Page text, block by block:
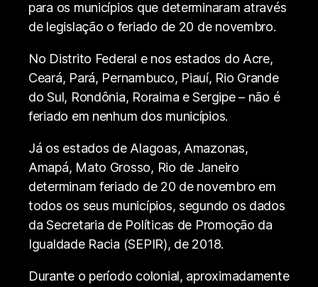
para os municípios que determinaram através
de legislação o feriado de 20 de novembro.
No Distrito Federal e nos estados do Acre,
Ceará, Pará, Pernambuco, Piauí, Rio Grande
do Sul, Rondônia, Roraima e Sergipe – não é
feriado em nenhum dos municípios.
Já os estados de Alagoas, Amazonas,
Amapá, Mato Grosso, Rio de Janeiro
determinam feriado de 20 de novembro em
todos os seus municípios, segundo os dados
da Secretaria de Políticas de Promoção da
Igualdade Racia (SEPIR), de 2018.
Durante o período colonial, aproximadamente